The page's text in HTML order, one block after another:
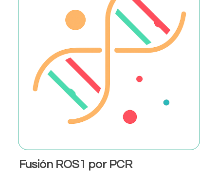
Fusión ROS1 por PCR